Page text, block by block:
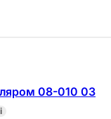
08-010 03
i